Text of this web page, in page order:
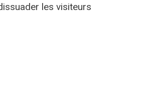
les visiteurs